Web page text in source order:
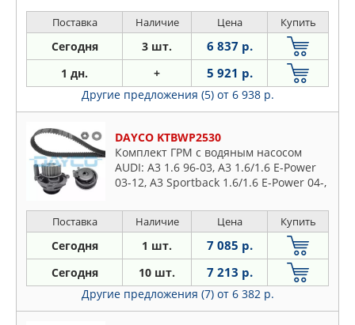
(3B3,3B6)/SUPERB (3U4) 09/1996->
Поставка Наличие Цена Купить
Сегодня 3 шт. 6 837 р.
1 дн. + 5 921 р.
Другие предложения (5) от 6 938 р.
DAYCO KTBWP2530
Комплект ГРМ с водяным насосом
AUDI: A3 1.6 96-03, A3 1.6/1.6 E-Power
03-12, A3 Sportback 1.6/1.6 E-Power 04-,
Поставка Наличие Цена Купить
Сегодня 1 шт. 7 085 р.
Сегодня 10 шт. 7 213 р.
Другие предложения (7) от 6 382 р.